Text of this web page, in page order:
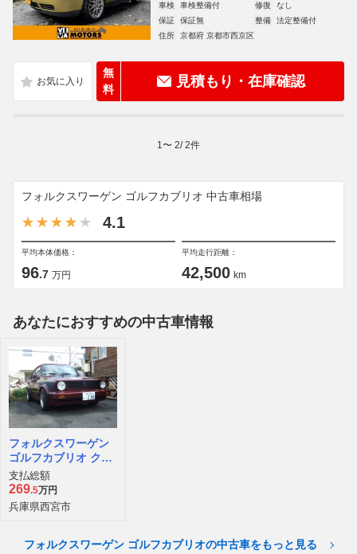
車検
車検整備付 修復
なし
保証
保証無 整備
法定整備付
住所
京都府 京都市西京区
無
料
見積もり・在庫確認
1 〜 2/2件
フォルクスワーゲン ゴルフカブリオ 中古車相場
4.1
平均本体価格：
96.7 万円
平均走行距離：
42,500 km
あなたにおすすめの中古車情報
フォルクスワーゲン
ゴルフカブリオ クラ
シックライン
支払総額
269.5万円
兵庫県西宮市
フォルクスワーゲン ゴルフカブリオの中古車をもっと見る